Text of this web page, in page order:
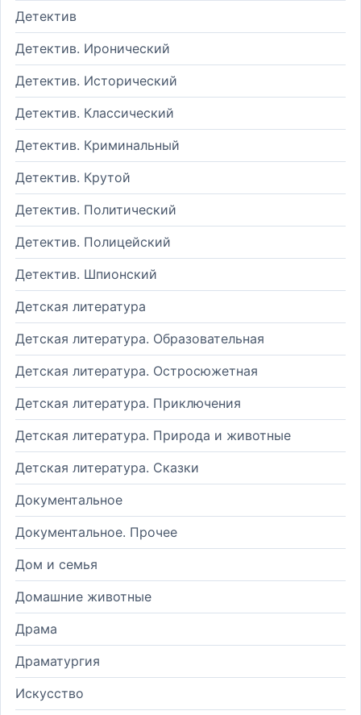
Детектив
Детектив. Иронический
Детектив. Исторический
Детектив. Классический
Детектив. Криминальный
Детектив. Крутой
Детектив. Политический
Детектив. Полицейский
Детектив. Шпионский
Детская литература
Детская литература. Образовательная
Детская литература. Остросюжетная
Детская литература. Приключения
Детская литература. Природа и животные
Детская литература. Сказки
Документальное
Документальное. Прочее
Дом и семья
Домашние животные
Драма
Драматургия
Искусство